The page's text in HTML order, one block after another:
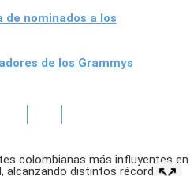
nominados a los
de los Grammys